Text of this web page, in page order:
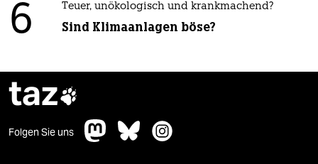
6 Teuer, unökologisch und krankmachend?
Sind Klimaanlagen böse?
taz
Folgen Sie uns